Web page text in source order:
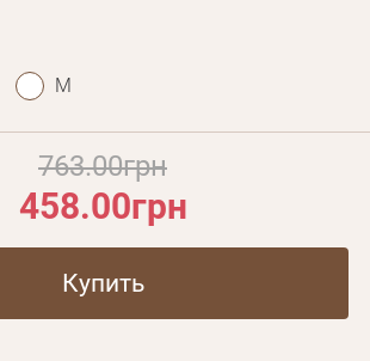
M
763.00грн
458.00грн
Купить